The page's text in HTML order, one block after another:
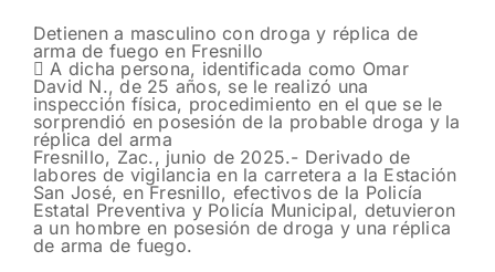
Detienen a masculino con droga y réplica de
arma de fuego en Fresnillo
 A dicha persona, identificada como Omar
David N., de 25 años, se le realizó una
inspección física, procedimiento en el que se le
sorprendió en posesión de la probable droga y la
réplica del arma
Fresnillo, Zac., junio de 2025.- Derivado de
labores de vigilancia en la carretera a la Estación
San José, en Fresnillo, efectivos de la Policía
Estatal Preventiva y Policía Municipal, detuvieron
a un hombre en posesión de droga y una réplica
de arma de fuego.